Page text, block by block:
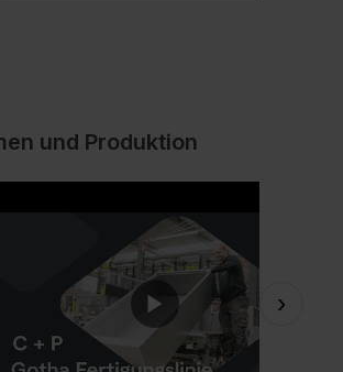
und Produktion
›